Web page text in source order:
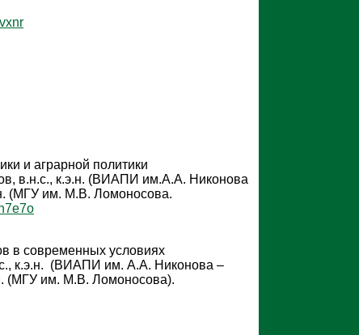
и аграрной политики
в.н.с., к.э.н. (ВИАПИ им.А.А. Никонова
(МГУ им. М.В. Ломоносова.
в современных условиях
к.э.н. (ВИАПИ им. А.А. Никонова –
(МГУ им. М.В. Ломоносова).